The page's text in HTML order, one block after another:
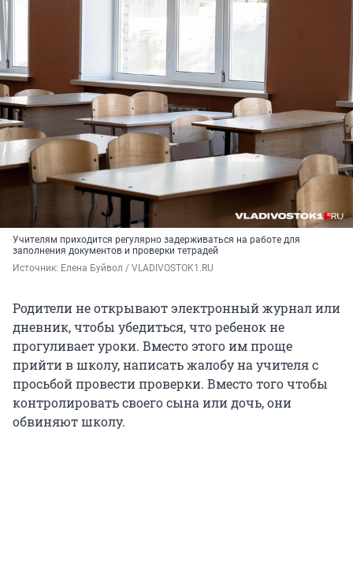
Учителям приходится регулярно задерживаться на работе для
заполнения документов и проверки тетрадей
Источник: Елена Буйвол / VLADIVOSTOK1.RU
Родители не открывают электронный журнал или
дневник, чтобы убедиться, что ребенок не
прогуливает уроки. Вместо этого им проще
прийти в школу, написать жалобу на учителя с
просьбой провести проверки. Вместо того чтобы
контролировать своего сына или дочь, они
обвиняют школу.